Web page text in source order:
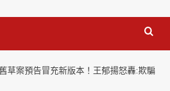
草案預告冒充新版本！王郁揚怒轟:欺騙